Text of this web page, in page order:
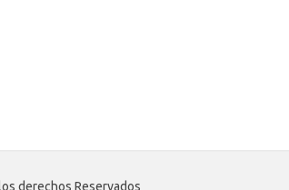
derechos Reservados